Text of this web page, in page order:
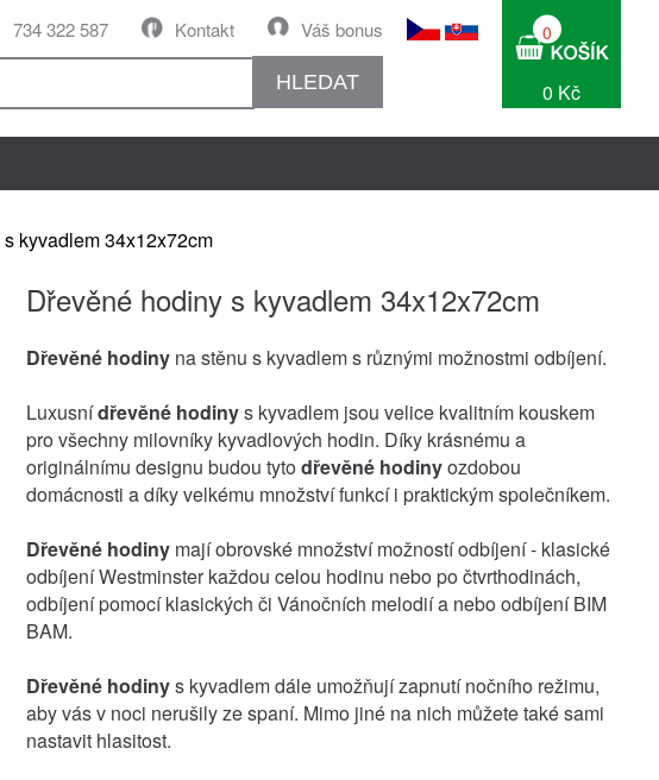
Váš bonus
Kontakt
734 322 587
HLEDAT
0
0 Kč
kyvadlem 34x12x72cm
Dřevěné hodiny s kyvadlem 34x12x72cm
Dřevěné hodiny na stěnu s kyvadlem s různými možnostmi odbíjení.
Luxusnídřevěné hodinys kyvadlem jsou velice kvalitním kouskem
pro všechny milovníky kyvadlových hodin. Díky krásnému a
originálnímu designu budou tyto dřevěné hodinyozdobou
domácnosti a díky velkému množství funkcí i praktickým společníkem.
Dřevěné hodiny mají obrovské množství možností odbíjení - klasické
odbíjení Westminster každou celou hodinu nebo po čtvrthodinách,
odbíjení pomocí klasických či Vánočních melodií a nebo odbíjení BIM
BAM.
Dřevěné hodinys kyvadlem dále umožňují zapnutí nočního režimu,
aby vás v noci nerušily ze spaní. Mimo jiné na nich můžete také sami
nastavit hlasitost.